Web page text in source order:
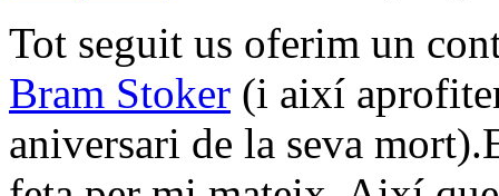
Tot seguit us oferim un
Bram Stoker (i així
aniversari de la seva